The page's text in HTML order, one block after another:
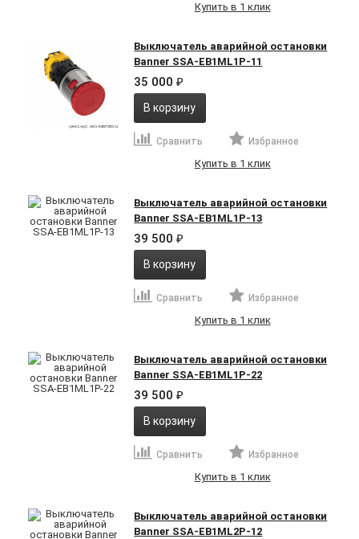
Купить в 1 клик
Выключатель аварийной остановки
Banner SSA-EB1ML1P-11
35 000₽
В корзину
Сравнить Избранное
Купить в 1 клик
Выключатель аварийной остановки
Banner SSA-EB1ML1P-13
39 500₽
В корзину
Сравнить Избранное
Купить в 1 клик
Выключатель аварийной остановки
Banner SSA-EB1ML1P-22
39 500₽
В корзину
Сравнить Избранное
Купить в 1 клик
Выключатель аварийной остановки
Banner SSA-EB1ML2P-12